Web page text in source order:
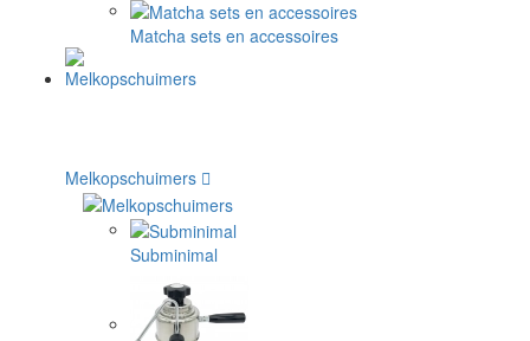
Matcha sets en accessoires
Melkopschuimers
Subminimal